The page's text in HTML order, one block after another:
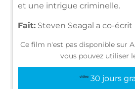
et une intrigue criminelle.
Fait: Steven Seagal a co-écrit
Ce film n'est pas disponible sur
vous pouvez utiliser
30 jours